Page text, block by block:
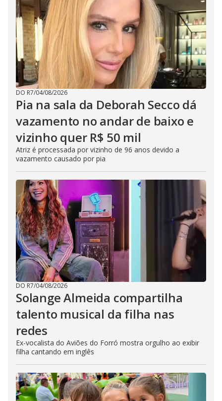
DO R7/04/08/2026
Pia na sala da Deborah Secco dá
vazamento no andar de baixo e
vizinho quer R$ 50 mil
Atriz é processada por vizinho de 96 anos devido a
vazamento causado por pia
DO R7/04/08/2026
Solange Almeida compartilha
talento musical da filha nas
redes
Ex-vocalista do Aviões do Forró mostra orgulho ao exibir
filha cantando em inglês